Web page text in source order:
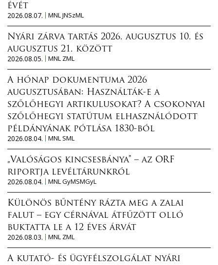
évét
2026.08.07.
MNL JNSzML
Nyári zárva tartás 2026. augusztus 10. és
augusztus 21. között
2026.08.05.
MNL ZML
A hónap dokumentuma 2026
augusztusában: Használták-e a
szőlőhegyi artikulusokat? A csokonyai
szőlőhegyi statútum elhasználódott
példányának pótlása 1830-ból
2026.08.04.
MNL SML
„Valóságos kincsesbánya” – az ORF
riportja levéltárunkról
2026.08.04.
MNL GyMSMGyL
Különös bűntény rázta meg a zalai
falut – egy cérnával átfűzött olló
buktatta le a 12 éves árvát
2026.08.03.
MNL ZML
A kutató- és ügyfélszolgálat nyári